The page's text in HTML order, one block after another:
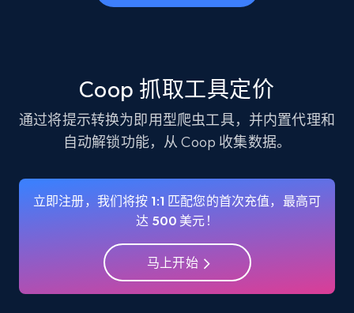
business account, Is professional account, Is
Instagram - Profiles - Collect profile
business account, Is professional account, Is
verified, and more.
3.5K+ 注册使用
Coop 抓取工具定价
通过将提示转换为即用型爬虫工具，并内置代理和
自动解锁功能，从 Coop 收集数据。
立即注册，我们将按 1:1 匹配您的首次充值，最高可
达 500 美元！
马上开始